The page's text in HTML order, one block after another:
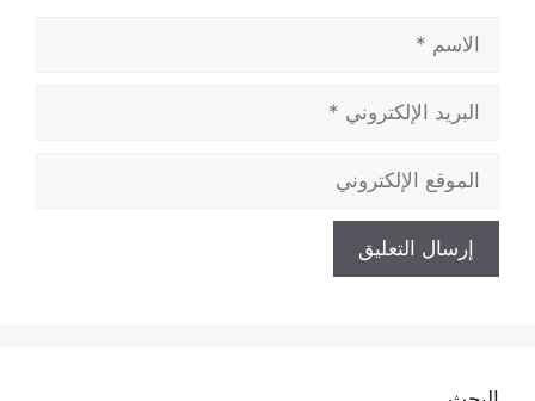
الإلكتروني
الإلكتروني